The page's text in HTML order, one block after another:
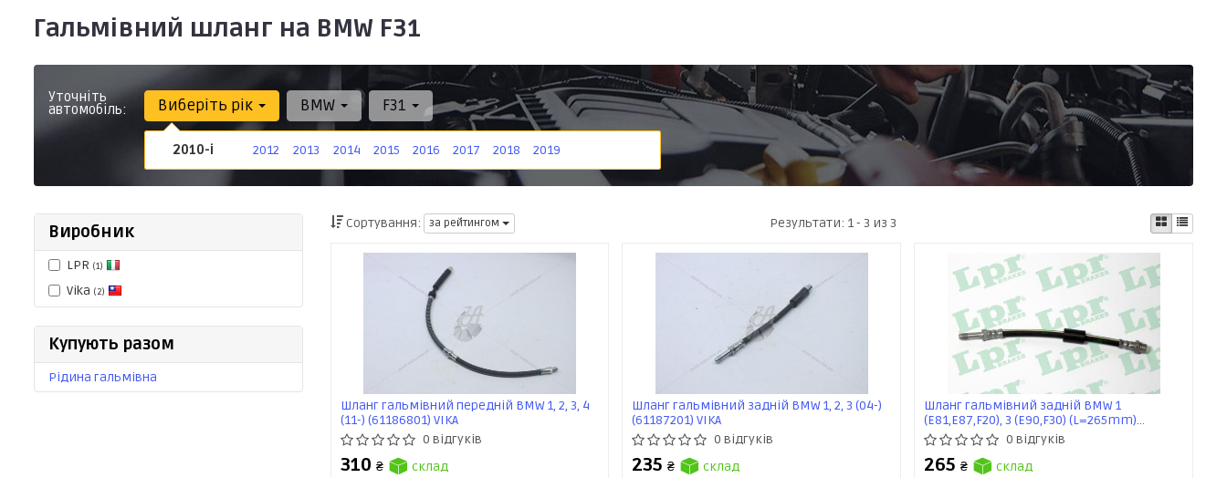
Гальмівний шланг на BMW F31
Уточніть
автомобіль: Виберіть рік
2010-і 2012 2013 2014 2015 2016 2017 2018 2019
BMW F31
Виробник
LPR (1)
Vika (2)
Купують разом
Рідина гальмівна
Сортування: за рейтингом Результати: 1 - 3 из 3
Шланг гальмівний передній BMW 1, 2, 3, 4
(11-) (61186801) VIKA
0 відгуків
310 ₴
склад
Шланг гальмівний задній BMW 1, 2, 3 (04-)
(61187201) VIKA
0 відгуків
235₴
склад
Шланг гальмівний задній BMW 1
(E81,E87,F20), 3 (E90,F30) (L=265mm)
(6T48056) LPR 0 відгуків
265₴
склад